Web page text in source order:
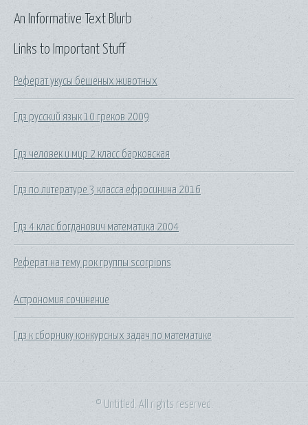
Links to Important Stuff
Реферат укусы бешеных животных
Гдз русский язык 10 греков 2009
Гдз человек и мир 2 класс барковская
Гдз по литературе 3 класса ефросинина 2016
Гдз 4 клас богданович математика 2004
Реферат на тему рок группы scorpions
Астрономия сочинение
Гдз к сборнику конкурсных задач по математике
An Informative Text Blurb
© Untitled. All rights reserved.